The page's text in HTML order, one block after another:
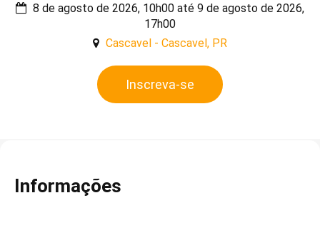
8 de agosto de 2026, 10h00 até 9 de agosto de 2026,
17h00
Cascavel - Cascavel, PR
Inscreva-se
Informações